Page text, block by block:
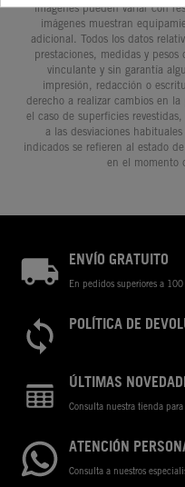
imágenes pueden variar con
imágenes muestran
adicional. Todos los datos
prestaciones, medidas y
vinculante y sin garantía
impresión, redacción o
derecho a realizar cambios en
el caso de superficies
a las desviaciones
indicados se refieren al estado
en el momento
ENVÍO GRATUITO
En pedidos superiores a
POLÍTICA DE
ÚLTIMAS
Consulta nuestra tienda
ATENCIÓN
Consulta a nuestros